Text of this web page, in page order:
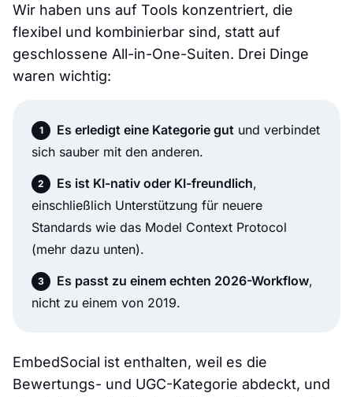
Wir haben uns auf Tools konzentriert, die
flexibel und kombinierbar sind, statt auf
geschlossene All-in-One-Suiten. Drei Dinge
waren wichtig:
Es erledigt eine Kategorie gut und verbindet
sich sauber mit den anderen.
Es ist KI-nativ oder KI-freundlich,
einschließlich Unterstützung für neuere
Standards wie das Model Context Protocol
(mehr dazu unten).
Es passt zu einem echten 2026-Workflow,
nicht zu einem von 2019.
EmbedSocial ist enthalten, weil es die
Bewertungs- und UGC-Kategorie abdeckt, und